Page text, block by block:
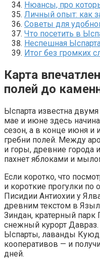
Нюансы, про
Личный опыт: как
Советы для
Что посетить в
Неспешная
Итог без громких
Карта
полей до
Ыспарта известна двумя
мае и июне здесь
сезон, а в конце июня
гребни полей. Между
и горы, древние города
пахнет яблоками и
Если коротко, что
и короткие прогулки по
Писидии Антиохии у
древним текстом в
Зиндан, кратерный
снежный курорт
Ыспарты, лаванды
кооперативов — и
дней.